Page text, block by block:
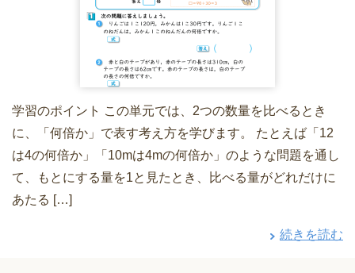
学習のポイント この単元では、2つの数量を比べるとき
に、「何倍か」で表す考え方を学びます。 たとえば「12
は4の何倍か」「10mは4mの何倍か」のような問題を通し
て、もとにする量を1と見たとき、比べる量がどれだけに
あたる […]
続きを読む